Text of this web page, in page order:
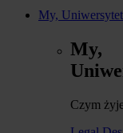
My, Uniwersytet
My,
Czym